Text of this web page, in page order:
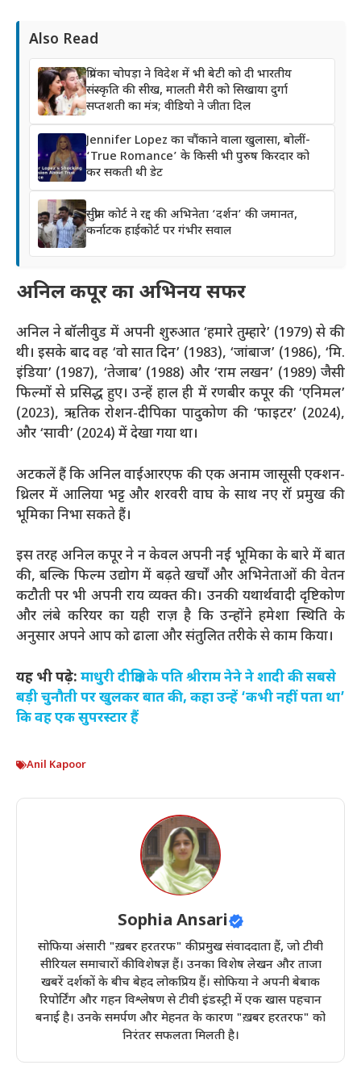
Also Read
प्रियंका चोपड़ा ने विदेश में भी बेटी को दी भारतीय
संस्कृति की सीख, मालती मैरी को सिखाया दुर्गा
सप्तशती का मंत्र; वीडियो ने जीता दिल
Jennifer Lopez का चौंकाने वाला खुलासा, बोलीं-
‘True Romance’ के किसी भी पुरुष किरदार को
कर सकती थी डेट
सुप्रीम कोर्ट ने रद्द की अभिनेता ‘दर्शन’ की जमानत,
कर्नाटक हाईकोर्ट पर गंभीर सवाल
अनिल कपूर का अभिनय सफर
अनिल ने बॉलीवुड में अपनी शुरुआत ‘हमारे तुम्हारे’ (1979) से की
थी। इसके बाद वह ‘वो सात दिन’ (1983), ‘जांबाज’ (1986), ‘मि.
इंडिया’ (1987), ‘तेजाब’ (1988) और ‘राम लखन’ (1989) जैसी
फिल्मों से प्रसिद्ध हुए। उन्हें हाल ही में रणबीर कपूर की ‘एनिमल’
(2023), ऋतिक रोशन-दीपिका पादुकोण की ‘फाइटर’ (2024),
और ‘सावी’ (2024) में देखा गया था।
अटकलें हैं कि अनिल वाईआरएफ की एक अनाम जासूसी एक्शन-
थ्रिलर में आलिया भट्ट और शरवरी वाघ के साथ नए रॉ प्रमुख की
भूमिका निभा सकते हैं।
इस तरह अनिल कपूर ने न केवल अपनी नई भूमिका के बारे में बात
की, बल्कि फिल्म उद्योग में बढ़ते खर्चों और अभिनेताओं की वेतन
कटौती पर भी अपनी राय व्यक्त की। उनकी यथार्थवादी दृष्टिकोण
और लंबे करियर का यही राज़ है कि उन्होंने हमेशा स्थिति के
अनुसार अपने आप को ढाला और संतुलित तरीके से काम किया।
यह भी पढ़े: माधुरी दीक्षित के पति श्रीराम नेने ने शादी की सबसे
बड़ी चुनौती पर खुलकर बात की, कहा उन्हें ‘कभी नहीं पता था’
कि वह एक सुपरस्टार हैं
Anil Kapoor
Sophia Ansari
सोफिया अंसारी "ख़बर हरतरफ" की प्रमुख संवाददाता हैं, जो टीवी
सीरियल समाचारों की विशेषज्ञ हैं। उनका विशेष लेखन और ताजा
खबरें दर्शकों के बीच बेहद लोकप्रिय हैं। सोफिया ने अपनी बेबाक
रिपोर्टिंग और गहन विश्लेषण से टीवी इंडस्ट्री में एक खास पहचान
बनाई है। उनके समर्पण और मेहनत के कारण "ख़बर हरतरफ" को
निरंतर सफलता मिलती है।